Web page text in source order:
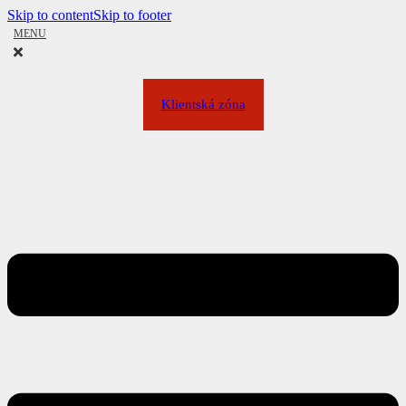
Skip to contentSkip to footer
MENU
Klientská zóna